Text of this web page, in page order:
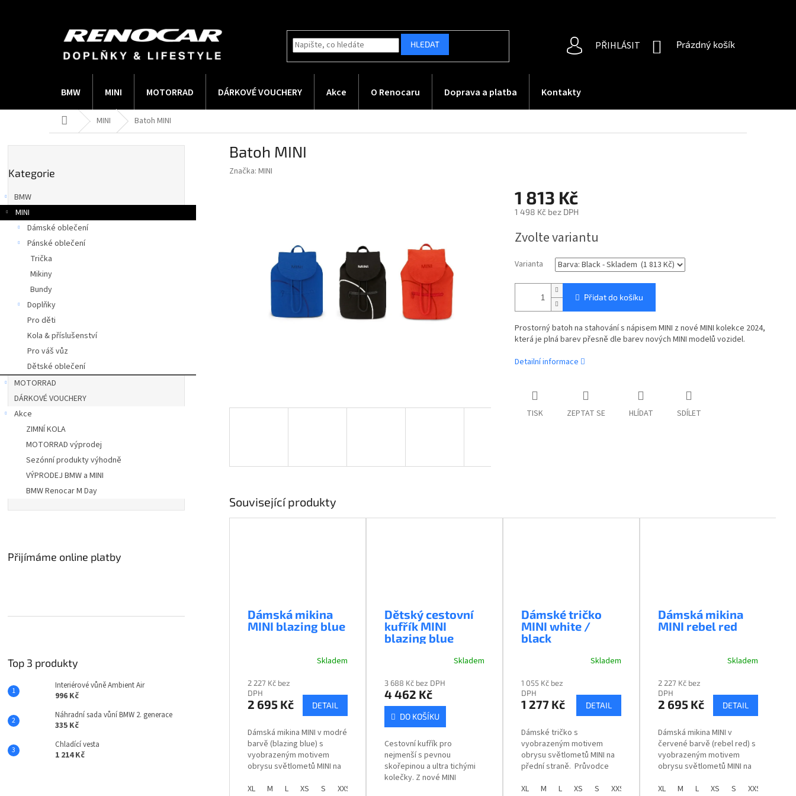
HLEDAT PŘIHLÁSIT
NÁKUPNÍ
Prázdný košík
BMW MINI MOTORRAD DÁRKOVÉ VOUCHERY Akce O Renocaru Doprava a platba Kontakty
Domů MINI Batoh MINI
t
a
n
kategorie
Kategorie
BMW
MINI
Dámské oblečení
Pánské oblečení
Trička
Mikiny
Bundy
Doplňky
Pro děti
Kola & příslušenství
Pro váš vůz
Dětské oblečení
MOTORRAD
DÁRKOVÉ VOUCHERY
Akce
ZIMNÍ KOLA
MOTORRAD výprodej
Sezónní produkty výhodně
VÝPRODEJ BMW a MINI
BMW Renocar M Day
Přijímáme online platby
Top 3 produkty
Interiérové vůně Ambient Air
996 Kč
Náhradní sada vůní BMW 2. generace
335 Kč
Chladící vesta
1 214 Kč
Batoh MINI
Značka:MINI
1 813 Kč
1 498 Kč bez DPH
cena:
Zvolte variantu
Varianta
Přidat do košíku
Prostorný batoh na stahování s nápisem MINI z nové MINI kolekce 2024,
která je plná barev přesně dle barev nových MINI modelů vozidel.
Detailní informace
TISK ZEPTAT SE HLÍDAT SDÍLET
Související produkty
Dámská mikina
MINI blazing blue
Skladem
2 227 Kč bez
DPH
2 695 Kč DETAIL
Dámská mikina MINI v modré
barvě (blazing blue) s
vyobrazeným motivem
obrysu světlometů MINI na
velikostmi
XL M L XS S XXS
Dětský cestovní
kufřík MINI
blazing blue
Skladem
3 688 Kč bez DPH
4 462 Kč
DO KOŠÍKU
Cestovní kufřík pro
nejmenší s pevnou
skořepinou a ultra tichými
kolečky. Z nové MINI
Dámské tričko
MINI white /
black
Skladem
1 055 Kč bez
DPH
1 277 Kč DETAIL
Dámské tričko s
vyobrazeným motivem
obrysu světlometů MINI na
přední straně. Průvodce
XL
M L XS S XXS
Dámská mikina
MINI rebel red
Skladem
2 227 Kč bez
DPH
2 695 Kč DETAIL
Dámská mikina MINI v
červené barvě (rebel red) s
vyobrazeným motivem
obrysu světlometů MINI na
velikostmi
XL M L XS S XXS